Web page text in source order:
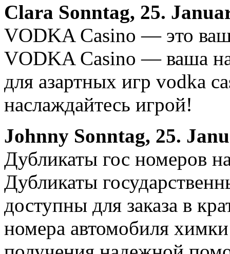
Clara Sonntag, 25.
VODKA Casino — это
VODKA Casino — ваша
для азартных игр vodka
наслаждайтесь игрой!
Johnny Sonntag, 25.
Дубликаты гос номеров
Дубликаты
доступны для заказа в
номера автомобиля